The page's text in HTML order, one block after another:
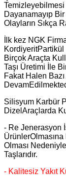
Temizleyebilmesi
Dayanamayıp
Olayların Sıkça
İlk kez NGK
KordiyeritPartikül
Birçok Araçta
Taşı Üretimi İle
Fakat Halen
Silisyum Karbür
DizelAraçlarda
- Re Jenerasyon
ÜrünlerOlmasına
Olması
Taşlarıdır.
- Kalitesiz Yakıt